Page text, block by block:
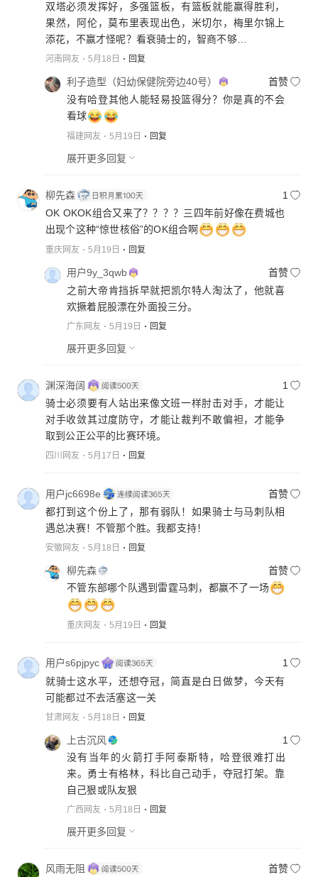
双塔必须发挥好，多强篮板，有篮板就能赢得胜利，
果然，阿伦，莫布里表现出色，米切尔，梅里尔锦上
添花，不赢才怪呢？看衰骑士的，智商不够…
河南网友 5月18日 回复
利子造型（妇幼保健院旁边40号）
首赞
没有哈登其他人能轻易投篮得分？你是真的不会
看球
福建网友 5月19日 回复
展开更多回复
柳先森
1
OK OKOK组合又来了？？？？三四年前好像在费城也
出现个这种“惊世核俗”的OK组合啊
重庆网友 5月19日 回复
用户9y_3qwb
首赞
之前大帝肯挡拆早就把凯尔特人淘汰了，他就喜
欢撅着屁股漂在外面投三分。
广东网友 5月19日 回复
展开更多回复
渊深海阔
1
骑士必须要有人站出来像文班一样肘击对手，才能让
对手收敛其过度防守，才能让裁判不敢偏袒，才能争
取到公正公平的比赛环境。
四川网友 5月17日 回复
用户jc6698e
首赞
都打到这个份上了，那有弱队！如果骑士与马刺队相
遇总决赛！不管那个胜。我都支持！
安徽网友 5月18日 回复
柳先森
首赞
不管东部哪个队遇到雷霆马刺，都赢不了一场
重庆网友 5月19日 回复
用户s6pjpyc
1
就骑士这水平，还想夺冠，简直是白日做梦，今天有
可能都过不去活塞这一关
甘肃网友 5月18日 回复
上古沉风
1
没有当年的火箭打手阿泰斯特，哈登很难打出
来。勇士有格林，科比自己动手，夺冠打架。靠
自己狠或队友狠
广西网友 5月18日 回复
展开更多回复
风雨无阻 首赞